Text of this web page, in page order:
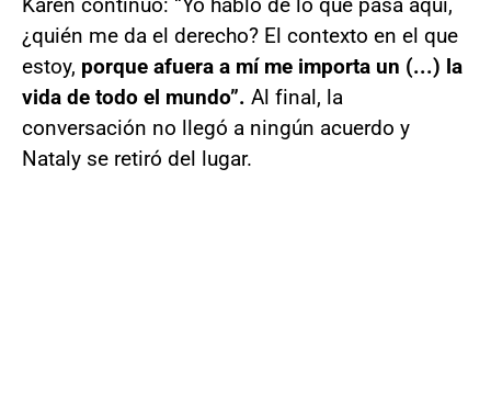
¿quién me da el derecho? El contexto en el que
estoy, porque afuera a mí me importa un (...) la
vida de todo el mundo”. Al final, la
conversación no llegó a ningún acuerdo y
Nataly se retiró del lugar.